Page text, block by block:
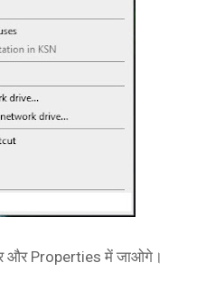
और Properties में जाओगे।